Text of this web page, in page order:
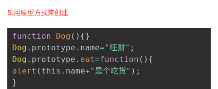
5.用原型方式来创建
function Dog ( ) {}
Dog . prototype . name="旺财" ;
Dog . prototype . eat=function ( ) {
alert ( this . name+"是个吃货" ) ;
}